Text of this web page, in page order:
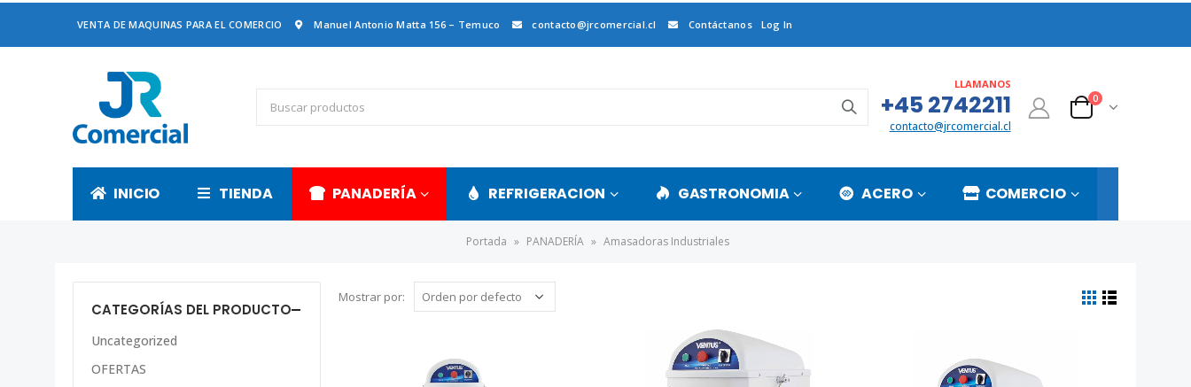
VENTA DE MAQUINAS PARA EL COMERCIO Manuel Antonio Matta 156 – Temuco contacto@jrcomercial.cl Contáctanos Log In
LLAMANOS
+45 2742211
contacto@jrcomercial.cl
0
INICIO TIENDA PANADERÍA REFRIGERACION GASTRONOMIA ACERO COMERCIO
Portada » PANADERÍA » Amasadoras Industriales
Mostrar por:
CATEGORÍAS DEL PRODUCTO
Uncategorized
OFERTAS